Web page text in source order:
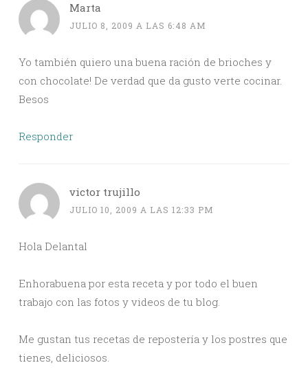
Marta
JULIO 8, 2009 A LAS 6:48 AM
Yo también quiero una buena ración de brioches y
con chocolate! De verdad que da gusto verte cocinar.
Besos
Responder
victor trujillo
JULIO 10, 2009 A LAS 12:33 PM
Hola Delantal
Enhorabuena por esta receta y por todo el buen
trabajo con las fotos y videos de tu blog.
Me gustan tus recetas de repostería y los postres que
tienes, deliciosos.